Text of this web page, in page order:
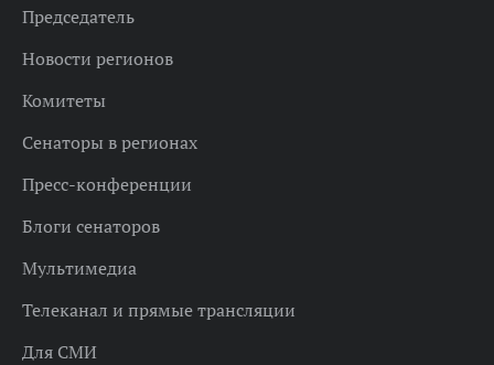
Председатель
Новости регионов
Комитеты
Сенаторы в регионах
Пресс-конференции
Блоги сенаторов
Мультимедиа
Телеканал и прямые трансляции
Для СМИ